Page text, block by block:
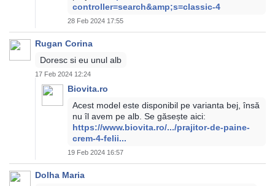
controller=search&amp;s=classic-4
28 Feb 2024 17:55
Rugan Corina
Doresc si eu unul alb
17 Feb 2024 12:24
Biovita.ro
Acest model este disponibil pe varianta bej, însă
nu îl avem pe alb. Se găsește aici:
https://www.biovita.ro/.../prajitor-de-paine-
crem-4-felii...
19 Feb 2024 16:57
Dolha Maria